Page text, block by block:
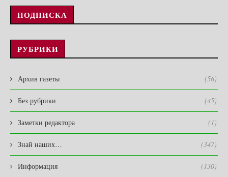
ПОДПИСКА
РУБРИКИ
Архив газеты (56)
Без рубрики (45)
Заметки редактора (1)
Знай наших… (347)
Информация (130)